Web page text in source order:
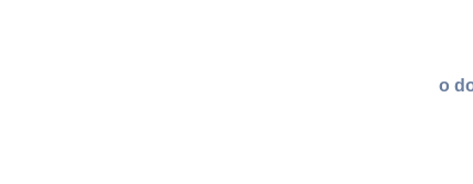
o